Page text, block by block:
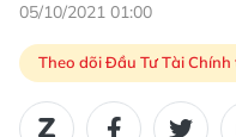
05/10/2021 01:00
Theo dõi Đầu Tư Tài Chính